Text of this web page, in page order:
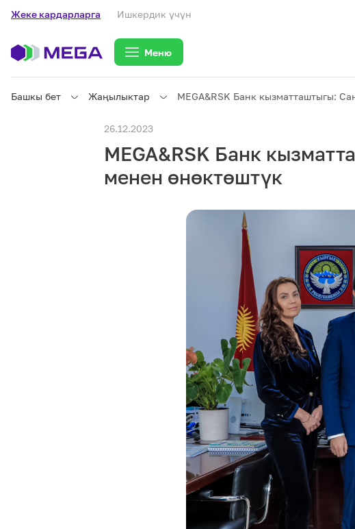
Жеке кардарларга Ишкердик үчүн
Меню
Жеке кардарларга
M2M
Көңүл
Башкы бет Жаңылыктар MEGA&RSK Банк кызматташтыгы:
26.12.2023
MEGA&RSK Банк
менен өнөктөштүк